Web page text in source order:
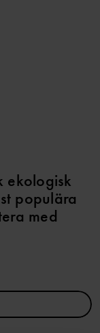
ekologisk
populära
med